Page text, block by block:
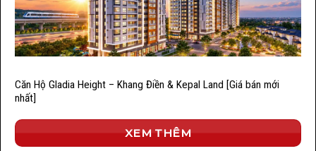
Căn Hộ Gladia Height – Khang Điền & Kepal Land [Giá bán mới
nhất]
XEM THÊM